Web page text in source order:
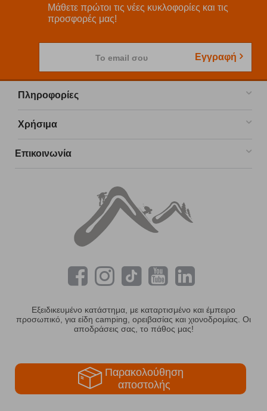
Μάθετε πρώτοι τις νέες κυκλοφορίες και τις
προσφορές μας!
Το email σου Εγγραφή
Πληροφορίες
Χρήσιμα
Επικοινωνία
Εξειδικευμένο κατάστημα, με καταρτισμένο και έμπειρο
προσωπικό, για είδη camping, ορειβασίας και χιονοδρομίας. Οι
αποδράσεις σας, το πάθος μας!
Παρακολούθηση
αποστολής